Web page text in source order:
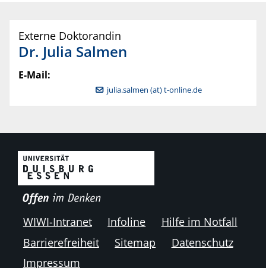
Externe Doktorandin
Dr. Julia Salmen
E-Mail:
julia.salmen (at) t-online.de
WIWI-Intranet Infoline
Hilfe im Notfall
Barrierefreiheit
Sitemap
Datenschutz
Impressum